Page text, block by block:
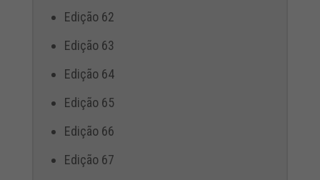
Edição 62
Edição 63
Edição 64
Edição 65
Edição 66
Edição 67